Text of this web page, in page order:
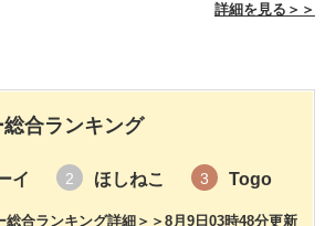
詳細を見る＞＞
合ランキング
イ 2 ほしねこ 3 Togo
8月9日03時48分更新
総合ランキング詳細＞＞